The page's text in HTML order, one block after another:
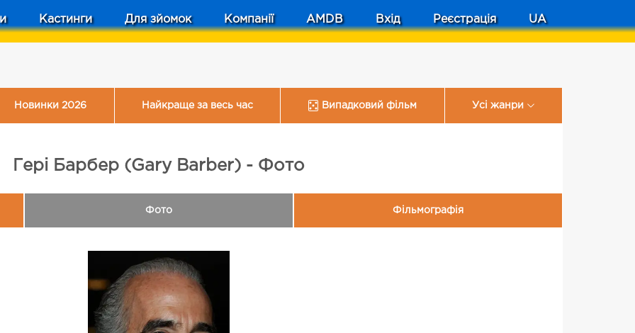
Кастинги Для зйомок Компанії AMDB Вхід Реєстрація UA
Новинки 2026 Найкраще за весь час Випадковий фільм Усі жанри
Гері Барбер (Gary Barber) - Фото
Фото Фільмографія